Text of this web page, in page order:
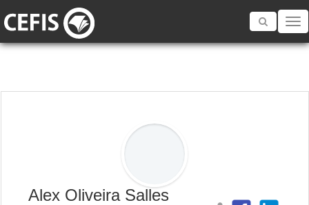
Toggle
Alex Oliveira Salles